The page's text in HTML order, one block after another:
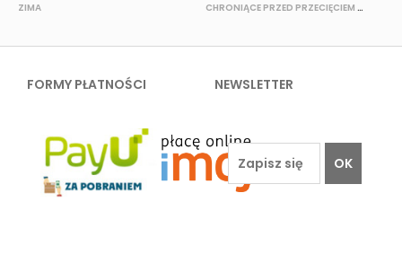
ZIMA
CHRONIĄCE PRZED PRZECIĘCIEM I PRZEKŁUCIEM
FORMY PŁATNOŚCI NEWSLETTER
OK